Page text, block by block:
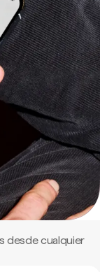
desde cualquier